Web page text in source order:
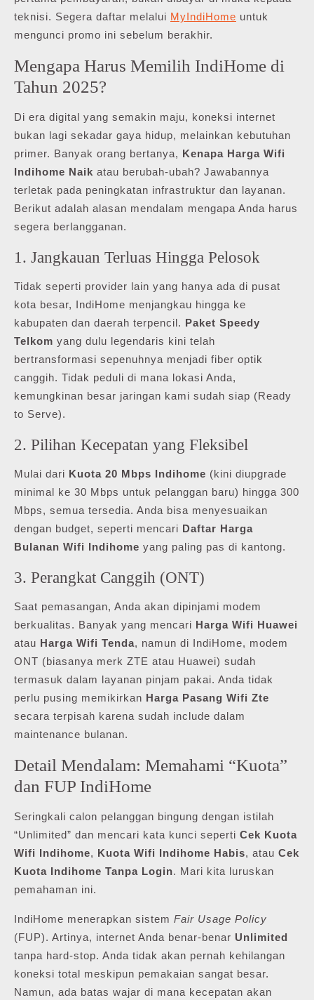
teknisi. Segera daftar melalui MyIndiHome untuk
mengunci promo ini sebelum berakhir.
Mengapa Harus Memilih IndiHome di
Tahun 2025?
Di era digital yang semakin maju, koneksi internet
bukan lagi sekadar gaya hidup, melainkan kebutuhan
primer. Banyak orang bertanya, Kenapa Harga Wifi
Indihome Naik atau berubah-ubah? Jawabannya
terletak pada peningkatan infrastruktur dan layanan.
Berikut adalah alasan mendalam mengapa Anda harus
segera berlangganan.
1. Jangkauan Terluas Hingga Pelosok
Tidak seperti provider lain yang hanya ada di pusat
kota besar, IndiHome menjangkau hingga ke
kabupaten dan daerah terpencil. Paket Speedy
Telkom yang dulu legendaris kini telah
bertransformasi sepenuhnya menjadi fiber optik
canggih. Tidak peduli di mana lokasi Anda,
kemungkinan besar jaringan kami sudah siap (Ready
to Serve).
2. Pilihan Kecepatan yang Fleksibel
Mulai dari Kuota 20 Mbps Indihome (kini diupgrade
minimal ke 30 Mbps untuk pelanggan baru) hingga 300
Mbps, semua tersedia. Anda bisa menyesuaikan
dengan budget, seperti mencari Daftar Harga
Bulanan Wifi Indihome yang paling pas di kantong.
3. Perangkat Canggih (ONT)
Saat pemasangan, Anda akan dipinjami modem
berkualitas. Banyak yang mencari Harga Wifi Huawei
atau Harga Wifi Tenda, namun di IndiHome, modem
ONT (biasanya merk ZTE atau Huawei) sudah
termasuk dalam layanan pinjam pakai. Anda tidak
perlu pusing memikirkan Harga Pasang Wifi Zte
secara terpisah karena sudah include dalam
maintenance bulanan.
Detail Mendalam: Memahami “Kuota”
dan FUP IndiHome
Seringkali calon pelanggan bingung dengan istilah
“Unlimited” dan mencari kata kunci seperti Cek Kuota
Wifi Indihome, Kuota Wifi Indihome Habis, atau Cek
Kuota Indihome Tanpa Login. Mari kita luruskan
pemahaman ini.
IndiHome menerapkan sistem Fair Usage Policy
(FUP). Artinya, internet Anda benar-benar Unlimited
tanpa hard-stop. Anda tidak akan pernah kehilangan
koneksi total meskipun pemakaian sangat besar.
Namun, ada batas wajar di mana kecepatan akan